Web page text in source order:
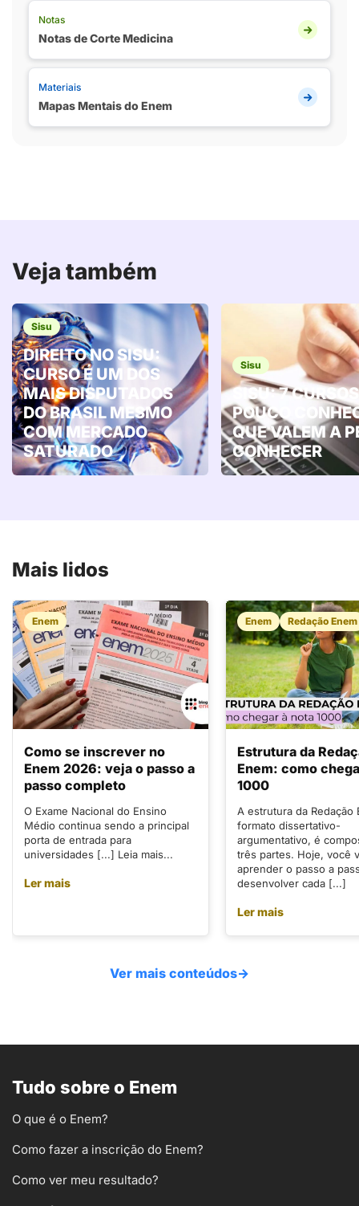
Notas
Notas de Corte Medicina
Materiais
Mapas Mentais do Enem
Veja também
Sisu
DIREITO NO SISU:
CURSO É UM DOS
MAIS DISPUTADOS
DO BRASIL MESMO
COM MERCADO
SATURADO
Sisu
SISU: 7 CURSOS
POUCO
QUE VALEM A
CONHECER
Mais lidos
Enem
Como se inscrever no
Enem 2026: veja o passo a
passo completo
O Exame Nacional do Ensino
Médio continua sendo a principal
porta de entrada para
universidades [...] Leia mais...
Ler mais
Enem Redação Enem
Estrutura da
Enem: como
1000
A estrutura da Redação
formato dissertativo-
argumentativo, é
três partes. Hoje, você
aprender o passo a
desenvolver cada [...]
Ler mais
Ver mais conteúdos→
Tudo sobre o Enem
O que é o Enem?
Como fazer a inscrição do Enem?
Como ver meu resultado?